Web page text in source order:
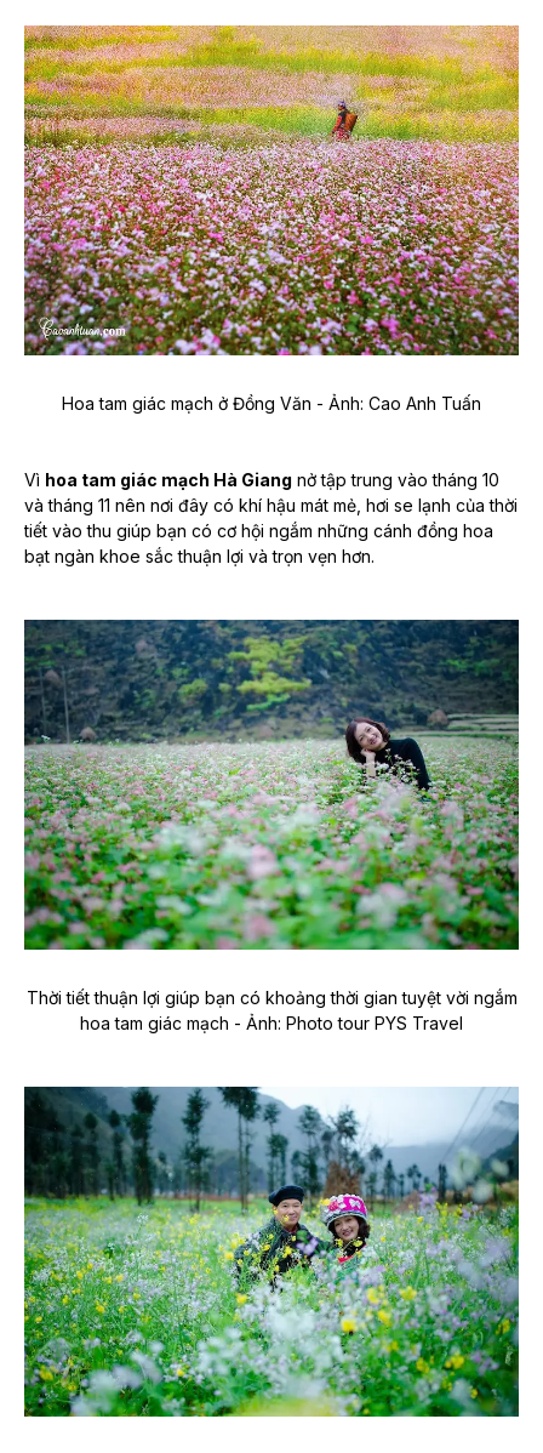
Hoa tam giác mạch ở Đồng Văn - Ảnh: Cao Anh Tuấn
Vì hoa tam giác mạch Hà Giang nở tập trung vào tháng 10
và tháng 11 nên nơi đây có khí hậu mát mẻ, hơi se lạnh của thời
tiết vào thu giúp bạn có cơ hội ngắm những cánh đồng hoa
bạt ngàn khoe sắc thuận lợi và trọn vẹn hơn.
Thời tiết thuận lợi giúp bạn có khoảng thời gian tuyệt vời ngắm
hoa tam giác mạch - Ảnh: Photo tour PYS Travel